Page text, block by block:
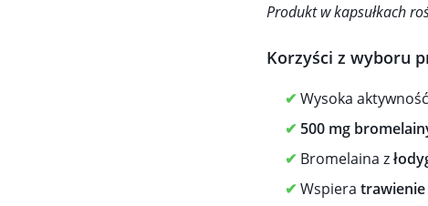
Produkt w kapsułkach
Korzyści z wyboru
✔ Wysoka
✔ 500 mg
✔ Bromelaina z
✔ Wspiera trawienie